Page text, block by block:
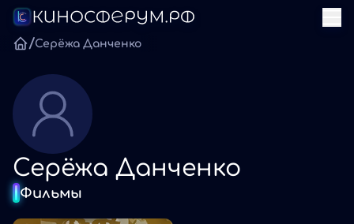
/Серёжа Данченко
Серёжа Данченко
Фильмы